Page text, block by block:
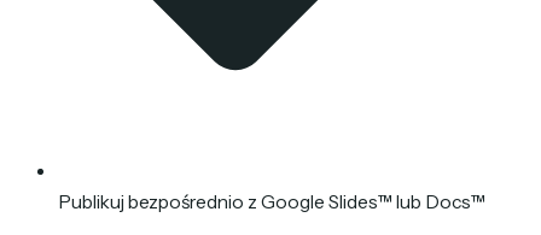
Publikuj bezpośrednio z Google Slides™ lub Docs™